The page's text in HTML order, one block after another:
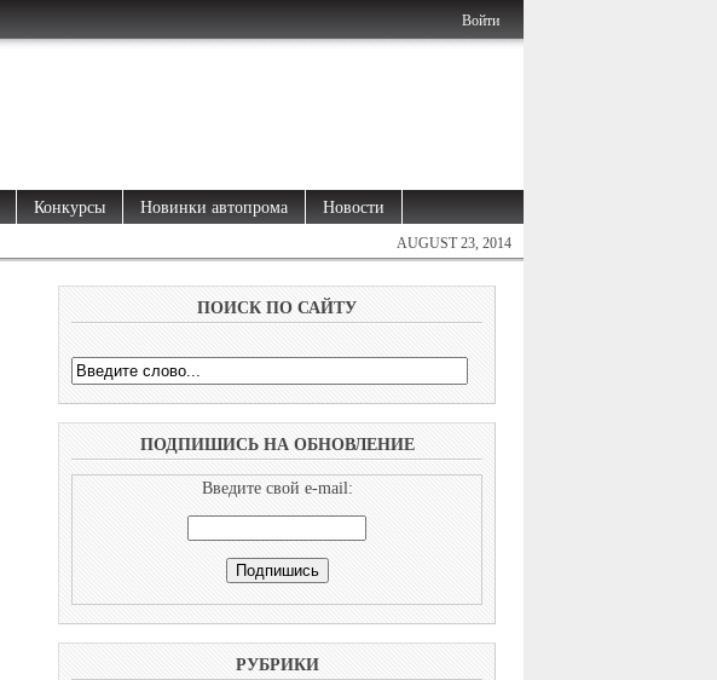
Войти
Конкурсы Новинки автопрома Новости
AUGUST 23, 2014
ПОИСК ПО САЙТУ
ПОДПИШИСЬ НА ОБНОВЛЕНИЕ
Введите свой e-mail:
РУБРИКИ